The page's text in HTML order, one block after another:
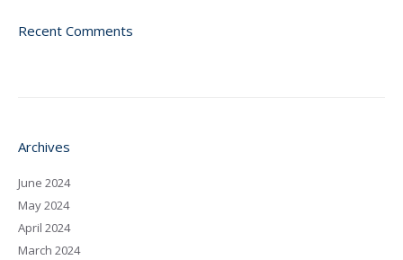
Recent Comments
Archives
June 2024
May 2024
April 2024
March 2024